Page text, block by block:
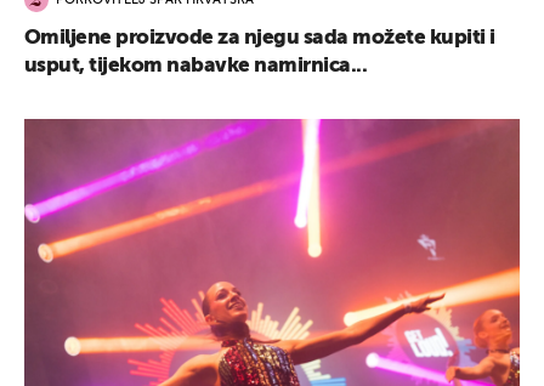
Omiljene proizvode za njegu sada možete kupiti i
usput, tijekom nabavke namirnica...